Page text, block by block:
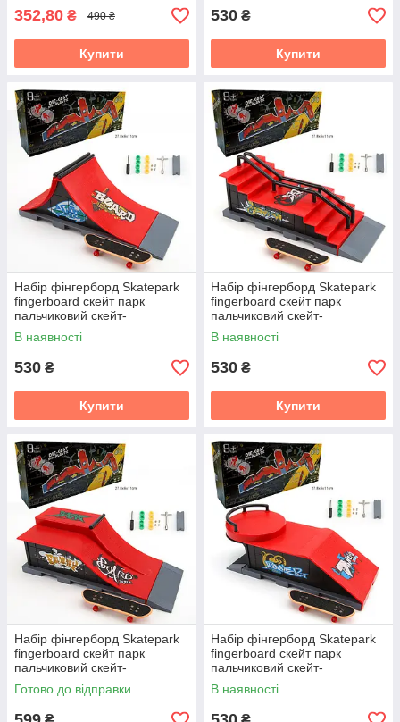
352,80 ₴ 490 ₴
Купити
530 ₴
Купити
Набір фінгерборд Skatepark
fingerboard скейт парк
пальчиковий скейт-
фінгерборд з трампліном та
скейтом 1810-6A
В наявності
530 ₴
Купити
Набір фінгерборд Skatepark
fingerboard скейт парк
пальчиковий скейт-
фінгерборд з трампліном та
скейтом 1810-6A
В наявності
530 ₴
Купити
Набір фінгерборд Skatepark
fingerboard скейт парк
пальчиковий скейт-
фінгерборд з трампліном та
скейтом 1810-6A
Готово до відправки
Набір фінгерборд Skatepark
fingerboard скейт парк
пальчиковий скейт-
фінгерборд з трампліном та
скейтом 1810-6A
В наявності